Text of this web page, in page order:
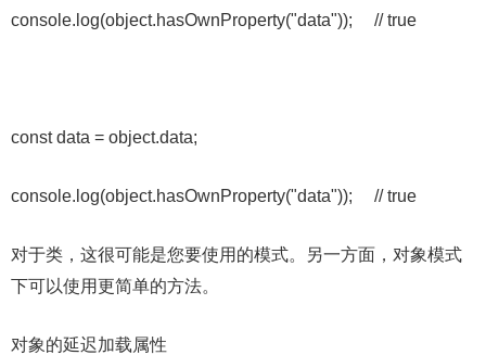
console.log(object.hasOwnProperty("data")); // true
const data = object.data;
console.log(object.hasOwnProperty("data")); // true
对于类，这很可能是您要使用的模式。另一方面，对象模式
下可以使用更简单的方法。
对象的延迟加载属性